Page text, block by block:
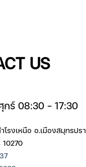
US
ร์ 08:30 – 17:30
รงเหนือ อ.เมืองสมุทรปร
10270